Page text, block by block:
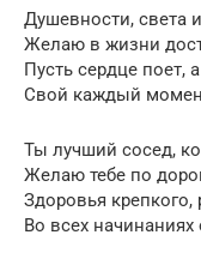
Душевности, света
Желаю в жизни
Пусть сердце поет,
Свой каждый
Ты лучший сосед,
Желаю тебе по
Здоровья крепкого,
Во всех начинаниях